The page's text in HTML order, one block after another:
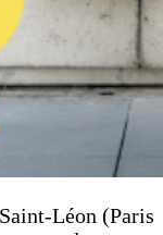
Léon (Paris